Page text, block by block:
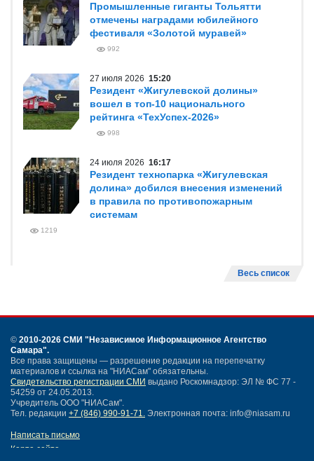
Промышленные гиганты Тольятти
отмечены наградами юбилейного
фестиваля «Золотой муравей»
992
27 июля 2026 15:20
Резидент «Жигулевской долины»
вошел в топ-10 национального
рейтинга «ТехУспех-2026»
998
24 июля 2026 16:17
Резидент технопарка «Жигулевская
долина» добился внесения изменений
в правила по противопожарным
системам
1219
Весь список
© 2010-2026 СМИ "Независимое Информационное Агентство
Самара".
Все права защищены — разрешение редакции на перепечатку
материалов и ссылка на "НИАСам" обязательны.
Свидетельство регистрации СМИ выдано Роскомнадзор: ЭЛ № ФС 77 -
54259 от 24.05.2013.
Учредитель ООО "НИАСам".
Тел. редакции +7 (846) 990-91-71. Электронная почта: info@niasam.ru
Написать письмо
Карта сайта